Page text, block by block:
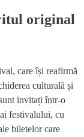
original
care își reafirmă
culturală și
invitați într-o
festivalului, cu
biletelor care